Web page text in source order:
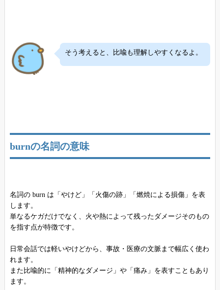
そう考えると、比喩も理解しやすくなるよ。
burnの名詞の意味
名詞の burn は「やけど」「火傷の跡」「燃焼による損傷」を表
します。
単なるケガだけでなく、火や熱によって残ったダメージそのもの
を指す点が特徴です。
日常会話では軽いやけどから、事故・医療の文脈まで幅広く使わ
れます。
また比喩的に「精神的なダメージ」や「痛み」を表すこともあり
ます。